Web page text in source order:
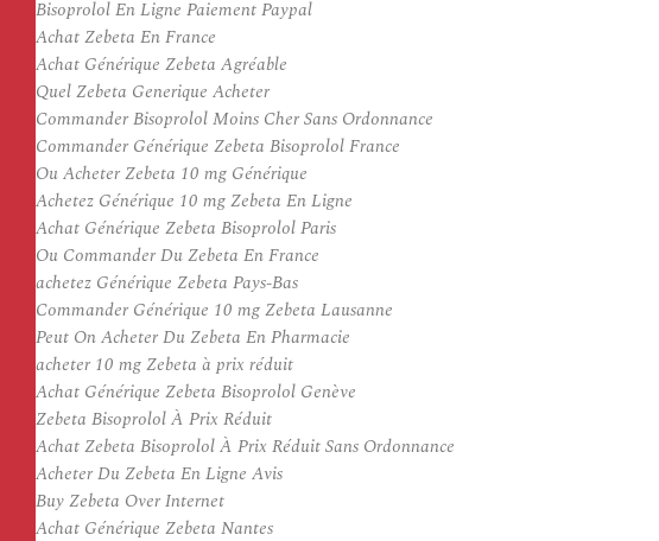
Bisoprolol En Ligne Paiement Paypal
Achat Zebeta En France
Achat Générique Zebeta Agréable
Quel Zebeta Generique Acheter
Commander Bisoprolol Moins Cher Sans Ordonnance
Commander Générique Zebeta Bisoprolol France
Ou Acheter Zebeta 10 mg Générique
Achetez Générique 10 mg Zebeta En Ligne
Achat Générique Zebeta Bisoprolol Paris
Ou Commander Du Zebeta En France
achetez Générique Zebeta Pays-Bas
Commander Générique 10 mg Zebeta Lausanne
Peut On Acheter Du Zebeta En Pharmacie
acheter 10 mg Zebeta à prix réduit
Achat Générique Zebeta Bisoprolol Genève
Zebeta Bisoprolol À Prix Réduit
Achat Zebeta Bisoprolol À Prix Réduit Sans Ordonnance
Acheter Du Zebeta En Ligne Avis
Buy Zebeta Over Internet
Achat Générique Zebeta Nantes